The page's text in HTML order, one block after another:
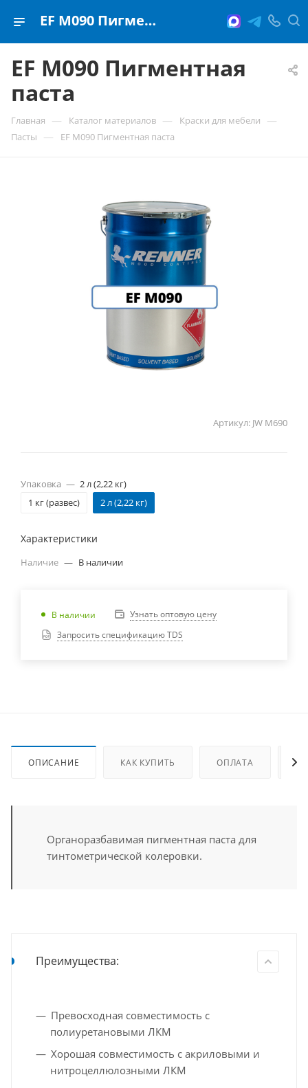
EF M090 Пигментная паста
EF M090 Пигментная
паста
Главная — Каталог материалов — Краски для мебели —
Пасты — EF M090 Пигментная паста
Артикул: JW M690
Упаковка — 2 л (2,22 кг)
1 кг (развес)
2 л (2,22 кг)
Характеристики
Наличие — В наличии
В наличии
Узнать оптовую цену
Запросить спецификацию TDS
ОПИСАНИЕ КАК КУПИТЬ ОПЛАТА
Органоразбавимая пигментная паста для
тинтометрической колеровки.
Преимущества:
Превосходная совместимость с
полиуретановыми ЛКМ
Хорошая совместимость с акриловыми и
нитроцеллюлозными ЛКМ